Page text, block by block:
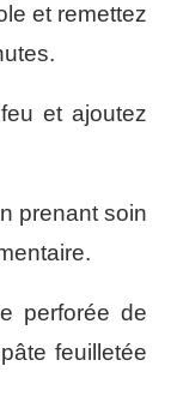
et remettez
et ajoutez
prenant soin
perforée de
feuilletée